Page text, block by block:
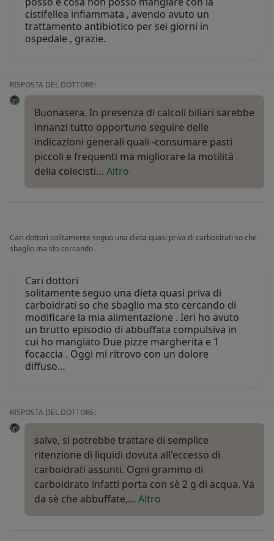
cistifellea infiammata , avendo avuto un
trattamento antibiotico per sei giorni in
ospedale , grazie.
RISPOSTA DEL DOTTORE:
Buonasera. In presenza di calcoli biliari sarebbe
innanzi tutto opportuno seguire delle
indicazioni generali quali -consumare pasti
piccoli e frequenti ma migliorare la motilità
della colecisti… Altro
Cari dottori solitamente seguo una dieta quasi priva di carboidrati so che
sbaglio ma sto cercando
Cari dottori
solitamente seguo una dieta quasi priva di
carboidrati so che sbaglio ma sto cercando di
modificare la mia alimentazione . Ieri ho avuto
un brutto episodio di abbuffata compulsiva in
cui ho mangiato Due pizze margherita e 1
focaccia . Oggi mi ritrovo con un dolore
diffuso…
RISPOSTA DEL DOTTORE:
salve, si potrebbe trattare di semplice
ritenzione di liquidi dovuta all'eccesso di
carboidrati assunti. Ogni grammo di
carboidrato infatti porta con sè 2 g di acqua. Va
da sè che abbuffate,… Altro